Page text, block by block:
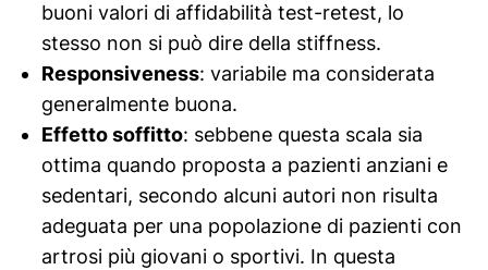
buoni valori di affidabilità test-retest, lo
stesso non si può dire della stiffness.
Responsiveness: variabile ma considerata
generalmente buona.
Effetto soffitto: sebbene questa scala sia
ottima quando proposta a pazienti anziani e
sedentari, secondo alcuni autori non risulta
adeguata per una popolazione di pazienti con
artrosi più giovani o sportivi. In questa